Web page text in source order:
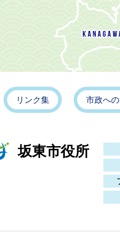
リンク集 市政へ
坂東市役所